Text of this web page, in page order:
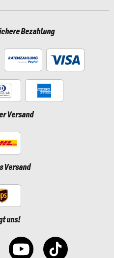
Bezahlung
Versand
Versand
uns!